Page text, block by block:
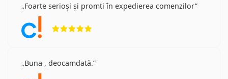
Foarte serioși și promti în expedierea comenzilor
Buna , deocamdată.